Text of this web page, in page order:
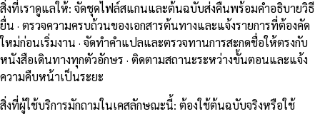
สิ่งที่เราดูแลให้: จัดชุดไฟล์สแกนและต้นฉบับส่งคืนพร้อมคำอธิบายวิธี
ยื่น · ตรวจความครบถ้วนของเอกสารต้นทางและแจ้งรายการที่ต้องคัด
ใหม่ก่อนเริ่มงาน · จัดทำคำแปลและตรวจทานการสะกดชื่อให้ตรงกับ
หนังสือเดินทางทุกตัวอักษร · ติดตามสถานะระหว่างขั้นตอนและแจ้ง
ความคืบหน้าเป็นระยะ
สิ่งที่ผู้ใช้บริการมักถามในเคสลักษณะนี้: ต้องใช้ต้นฉบับจริงหรือใช้